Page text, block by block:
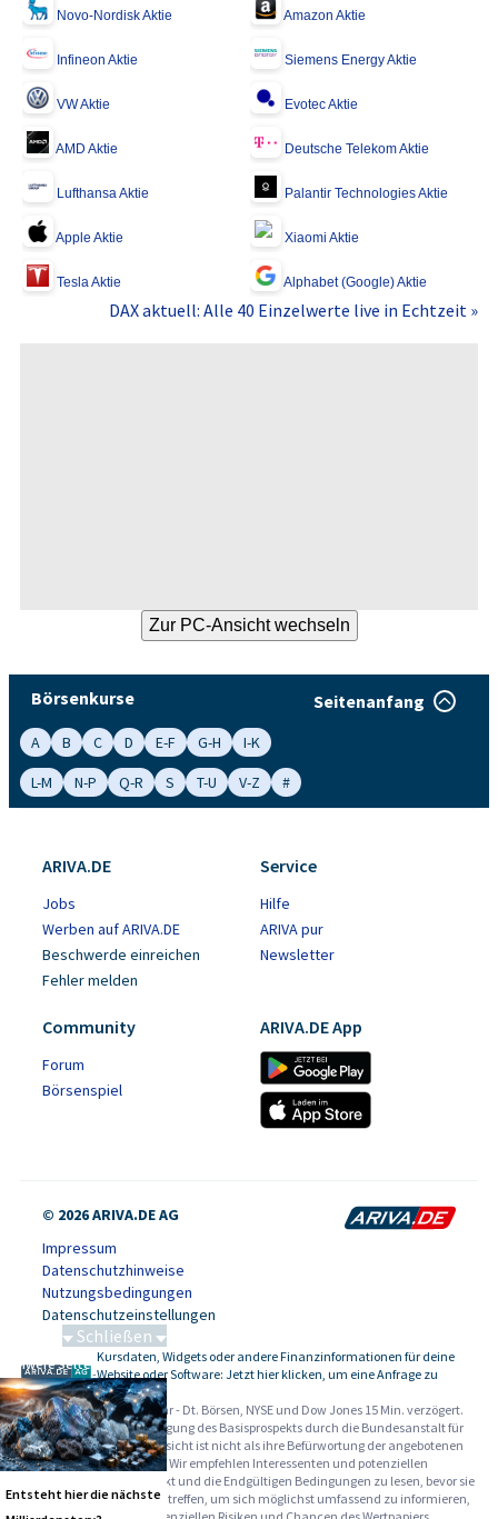
Novo-Nordisk Aktie Amazon Aktie
Infineon Aktie Siemens Energy Aktie
VW Aktie Evotec Aktie
AMD Aktie Deutsche Telekom Aktie
Lufthansa Aktie Palantir Technologies Aktie
Apple Aktie Xiaomi Aktie
Tesla Aktie Alphabet (Google) Aktie
DAX aktuell: Alle 40 Einzelwerte live in Echtzeit »
Börsenkurse Seitenanfang
A B C D E-F G-H
I-K
L-M
N-P Q-R S T-U V-Z #
ARIVA.DE
Jobs
Werben auf ARIVA.DE
Beschwerde einreichen
Fehler melden
Service
Hilfe
ARIVA pur
Newsletter
Community
Forum
Börsenspiel
ARIVA.DE App
© 2026 ARIVA.DE AG
Impressum
Datenschutzhinweise
Nutzungsbedingungen
Datenschutzeinstellungen
-
Kursdaten, Widgets oder andere Finanzinformationen für deine
Website oder Software: Jetzt hier klicken, um eine Anfrage zu
stellen.
Alle Angaben ohne Gewähr - Dt. Börsen, NYSE und Dow Jones 15 Min. verzögert.
Werbehinweise:Die Billigung des Basisprospekts durch die Bundesanstalt für
Finanzdienstleistungsaufsicht ist nicht als ihre Befürwortung der angebotenen
Wertpapiere zu verstehen. Wir empfehlen Interessenten und potenziellen
Anlegern den Basisprospekt und die Endgültigen Bedingungen zu lesen, bevor sie
eine Anlageentscheidung treffen, um sich möglichst umfassend zu informieren,
Schließen
Schwere Seltene Erden
Entsteht hier die nächste